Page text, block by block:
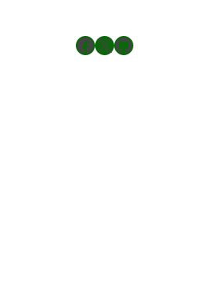
Facebook X GitHub